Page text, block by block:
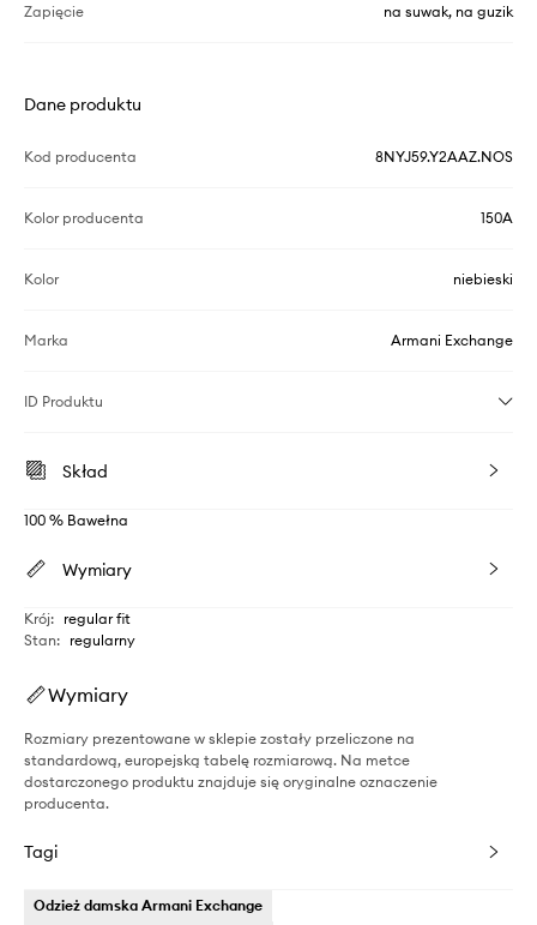
Zapięcie na suwak, na guzik
Dane produktu
Kod producenta 8NYJ59.Y2AAZ.NOS
Kolor producenta 150A
Kolor niebieski
Marka Armani Exchange
ID Produktu
Skład
100 % Bawełna
Wymiary
Krój: regular fit
Stan: regularny
Wymiary
Rozmiary prezentowane w sklepie zostały przeliczone na
standardową, europejską tabelę rozmiarową. Na metce
dostarczonego produktu znajduje się oryginalne oznaczenie
producenta.
Tagi
Odzież damska Armani Exchange